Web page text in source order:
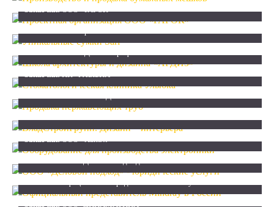
Уникальные сумки Sarl
Школа архитектуры и дизайна "АРДИЗ"
Стоматологическая клиника Улыбка
Продажа нержавеющих труб
ВладСтройГрупп. Дизайн – интерьера
Оборудование для производства электроники
ООО "Деловой подход" - юридические услуги
Официальный представитель Mindray в России
Шведско-норвежская компания Dynamatica LLC